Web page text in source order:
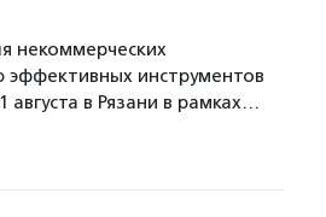
некоммерческих
инструментов
августа в Рязани в рамках…